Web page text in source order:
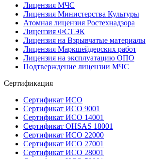
Лицензия МЧС
Лицензия Министерства Культуры
Атомная лицензия Ростехнадзора
Лицензия ФСТЭК
Лицензия на Взрывчатые материалы
Лицензия Маркшейдерских работ
Лицензия на эксплуатацию ОПО
Подтверждение лицензии МЧС
Сертификация
Сертификат ИСО
Сертификат ИСО 9001
Сертификат ИСО 14001
Сертификат OHSAS 18001
Сертификат ИСО 22000
Сертификат ИСО 27001
Сертификат ИСО 28001